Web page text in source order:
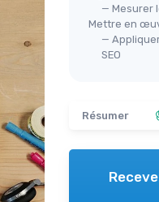
— Mesurer
Mettre en
—
SEO
Résumer